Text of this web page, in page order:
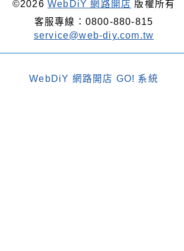
©2026 WebDiY 網路開店 版權所有
客服專線：0800-880-815
service@web-diy.com.tw
WebDiY 網路開店 GO! 系統